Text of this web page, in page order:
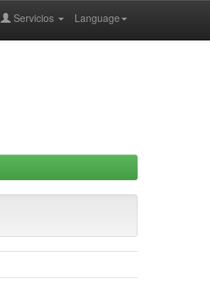
Language
Servicios